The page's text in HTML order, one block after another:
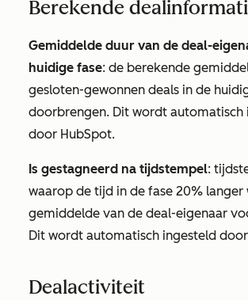
Berekende
Gemiddelde duur van de deal-
huidige fase: de berekende
gesloten-gewonnen deals in de
doorbrengen. Dit wordt automatisch
door HubSpot.
Is gestagneerd na tijdstempel:
waarop de tijd in de fase 20% langer
gemiddelde van de deal-eigenaar
Dit wordt automatisch ingesteld
Dealactiviteit